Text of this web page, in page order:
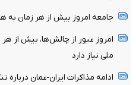
جامعه امروز بیش از هر زمان به
امروز عبور از چالش‌ها، بیش از
ملی نیاز دارد
ادامه مذاکرات ایران-عمان درباره